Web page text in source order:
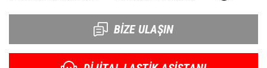
BİZE ULAŞIN